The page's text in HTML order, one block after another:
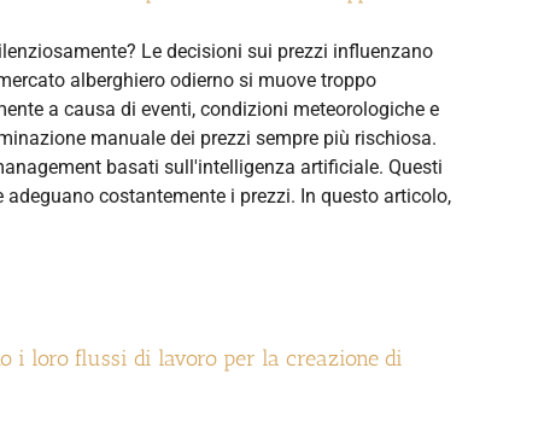
Le decisioni sui prezzi influenzano
alberghiero odierno si muove troppo
a causa di eventi, condizioni meteorologiche e
manuale dei prezzi sempre più rischiosa.
basati sull'intelligenza artificiale. Questi
costantemente i prezzi. In questo articolo,
i loro flussi di lavoro per la creazione di